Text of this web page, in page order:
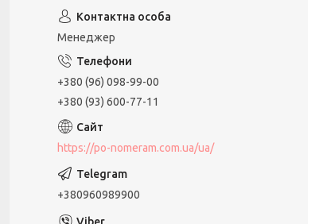
Менеджер
+380 (96) 098-99-00
+380 (93) 600-77-11
https://po-nomeram.com.ua/ua/
+380960989900